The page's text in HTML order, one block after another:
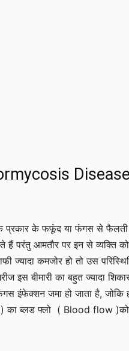
प्रकार के फफूंद या फंगस से
हैं परंतु आमतौर पर इन से व्यक्ति
ज्यादा कमजोर हो तो उस
इस बीमारी का बहुत ज्यादा
इंफेक्शन जमा हो जाता है, जोकि
) का ब्लड फ्लो ( Blood flow